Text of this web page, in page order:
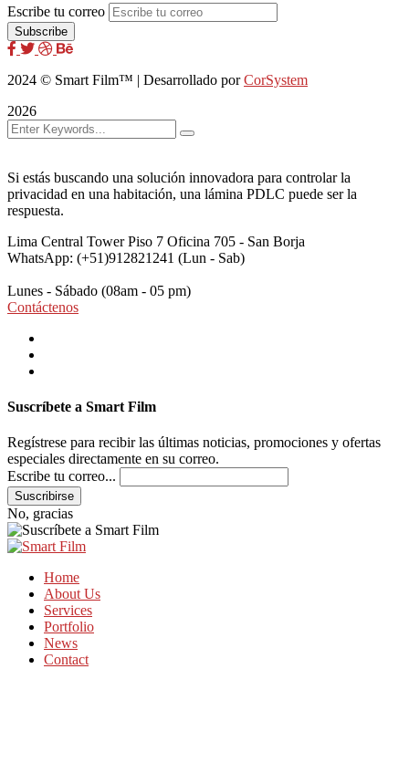
Escribe tu correo
2024 © Smart Film™ | Desarrollado porCorSystem
2026
Si estás buscando una solución innovadora para controlar la
privacidad en una habitación, una lámina PDLC puede ser la
respuesta.
Lima Central Tower Piso 7 Oficina 705 - San Borja
WhatsApp: (+51)912821241 (Lun - Sab)
Lunes - Sábado (08am - 05 pm)
Contáctenos
Suscríbete a Smart Film
Regístrese para recibir las últimas noticias, promociones y ofertas
especiales directamente en su correo.
Escribe tu correo...
No, gracias
Home
About Us
Services
Portfolio
News
Contact